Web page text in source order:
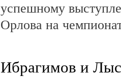
успешному
Орлова на
Ибрагимов и